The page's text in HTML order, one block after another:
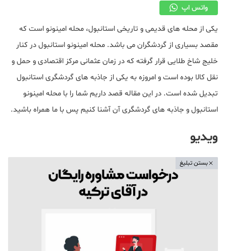
واتس اپ
یکی از محله های قدیمی و تاریخی استانبول، محله امینونو است که
مقصد بسیاری از گردشگران می باشد. محله امینونو استانبول در کنار
خلیج شاخ طلایی قرار گرفته که در زمان عثمانی مرکز اقتصادی و حمل و
نقل کالا بوده است و امروزه به یکی از جاذبه های گردشگری استانبول
تبدیل شده است. در این مقاله قصد داریم شما را با محله امینونو
استانبول و جاذبه های گردشگری آن آشنا کنیم پس با ما همراه باشید.
ویدیو
بستن تبلیغ